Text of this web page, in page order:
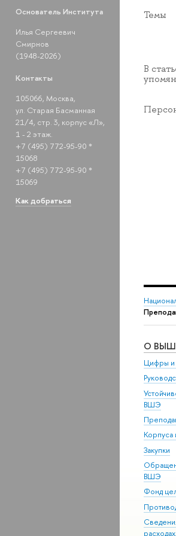
Основатель Института
Илья Сергеевич
Смирнов
(1948-2026)
Контакты
105066, Москва,
ул. Старая Басманная
21/4, стр. 3, корпус «Л»,
1 - 2 этаж.
+7 (495) 772-95-90 *
15068
+7 (495) 772-95-90 *
15069
Как добраться
Темы
В
О
Цифры и
ВШЭ
Закупки
ВШЭ
Фонд